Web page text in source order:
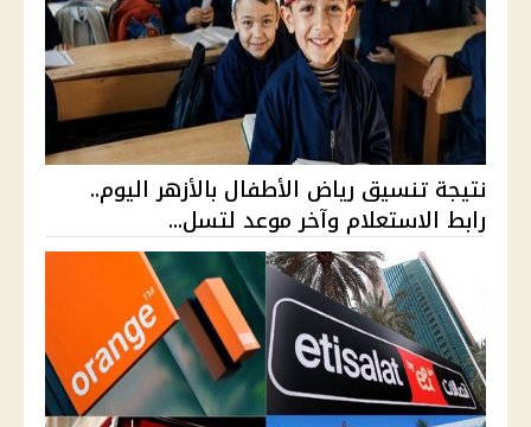
نتيجة تنسيق رياض الأطفال بالأزهر اليوم..
رابط الاستعلام وآخر موعد لتسل...